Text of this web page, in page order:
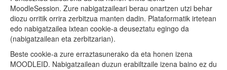
MoodleSession. Zure nabigatzaileari berau onartzen utzi behar
diozu orritik orrira zerbitzua manten dadin. Plataformatik irtetean
edo nabigatzailea ixtean cookie-a deuseztatu egingo da
(nabigatzailean eta zerbitzarian).
Beste cookie-a zure erraztasunerako da eta honen izena
MOODLEID. Nabigatzailean duzun erabiltzaile izena baino ez du